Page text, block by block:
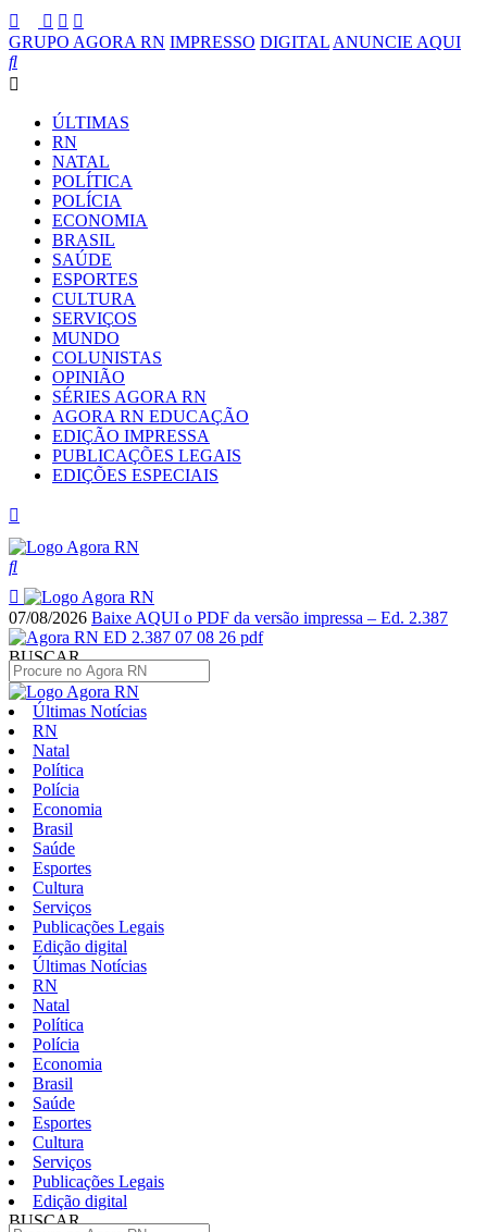
GRUPO AGORA RN IMPRESSO DIGITAL ANUNCIE AQUI
ÚLTIMAS
RN
NATAL
POLÍTICA
POLÍCIA
ECONOMIA
BRASIL
SAÚDE
ESPORTES
CULTURA
SERVIÇOS
MUNDO
COLUNISTAS
OPINIÃO
SÉRIES AGORA RN
AGORA RN EDUCAÇÃO
EDIÇÃO IMPRESSA
PUBLICAÇÕES LEGAIS
EDIÇÕES ESPECIAIS
07/08/2026 Baixe AQUI o PDF da versão impressa – Ed. 2.387
BUSCAR
Últimas Notícias
RN
Natal
Política
Polícia
Economia
Brasil
Saúde
Esportes
Cultura
Serviços
Publicações Legais
Edição digital
Últimas Notícias
RN
Natal
Política
Polícia
Economia
Brasil
Saúde
Esportes
Cultura
Serviços
Publicações Legais
Edição digital
BUSCAR